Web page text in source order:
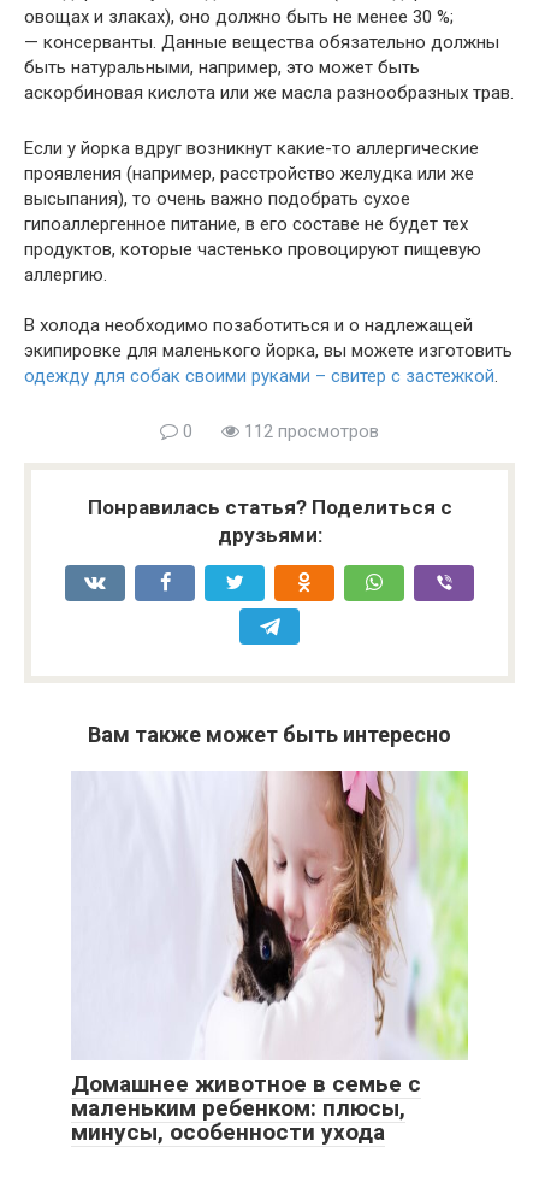
овощах и злаках), оно должно быть не менее 30 %;
— консерванты. Данные вещества обязательно должны
быть натуральными, например, это может быть
аскорбиновая кислота или же масла разнообразных трав.
Если у йорка вдруг возникнут какие-то аллергические
проявления (например, расстройство желудка или же
высыпания), то очень важно подобрать сухое
гипоаллергенное питание, в его составе не будет тех
продуктов, которые частенько провоцируют пищевую
аллергию.
В холода необходимо позаботиться и о надлежащей
экипировке для маленького йорка, вы можете изготовить
одежду для собак своими руками – свитер с застежкой.
0 112 просмотров
Понравилась статья? Поделиться с
друзьями:
Вам также может быть интересно
Домашнее животное в семье с
маленьким ребенком: плюсы,
минусы, особенности ухода